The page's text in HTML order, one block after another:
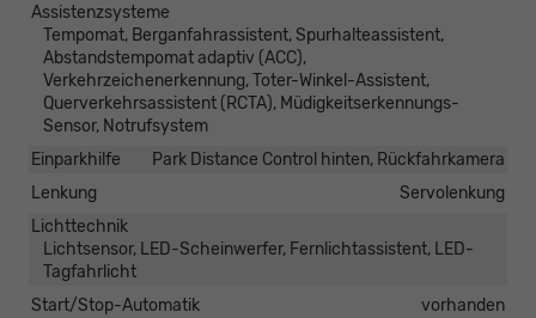
Assistenzsysteme
Tempomat, Berganfahrassistent, Spurhalteassistent,
Abstandstempomat adaptiv (ACC),
Verkehrzeichenerkennung, Toter-Winkel-Assistent,
Querverkehrsassistent (RCTA), Müdigkeitserkennungs-
Sensor, Notrufsystem
Einparkhilfe
Park Distance Control hinten, Rückfahrkamera
Lenkung
Servolenkung
Lichttechnik
Lichtsensor, LED-Scheinwerfer, Fernlichtassistent, LED-
Tagfahrlicht
Start/Stop-Automatik
vorhanden